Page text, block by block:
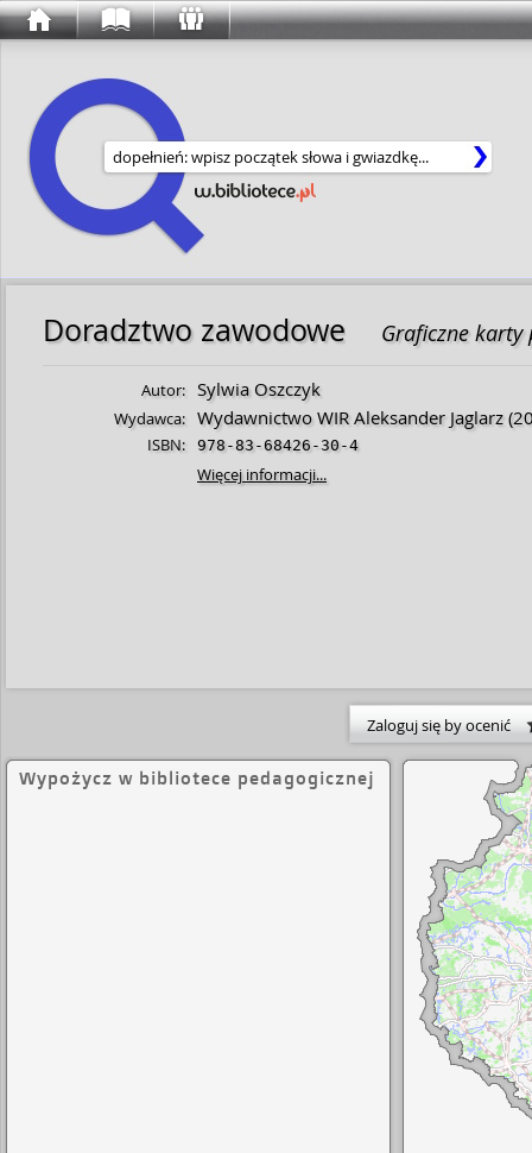
Wyszukaj w serwisie
Doradztwo zawodowe Graficzne
Autor: Sylwia Oszczyk
Wydawca: Wydawnictwo WIR Aleksander Jaglarz
ISBN: 978-83-68426-30-4
Więcej informacji...
Zaloguj się by ocenić
Wypożycz w bibliotece pedagogicznej